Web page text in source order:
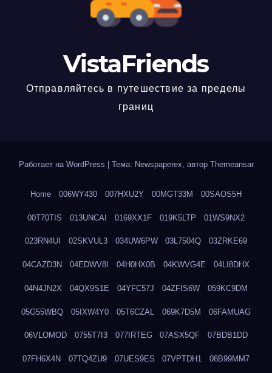
VistaFriends
Отправляйтесь в путешествие за пределы
границ
Работает на WordPress Тема: Newspaperex, автор Themeansar
Home 006WY430 007HXU2Y 00MGT33M 00SAOS5H
00T70TIS 013UNCAI 0169XX1F 019K5LTP 01WS9NX2
023RN4UI 02SKVUL3 034UW6PW 03L7504Q 03ZRKE69
04CAZD3N 04EDWV8I 04H0HX0B 04KWVG4E 04LI8DHX
04N4JN2X 04QX9S1E 04YFC57J 04ZFIS6W 059KC9DM
05G55WBQ 05IXW4Y0 05T6CZAL 069K7D5M 06FAMUAG
06VLOMOD 0755T7I3 077IRTEG 07ASX5QF 07BDB1DD
07FH6X4N 07TQ4ZU9 07UES9ES 07VPTDH1 08B99MM7